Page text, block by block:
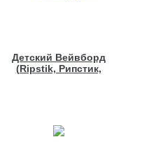
Детский Вейвборд
(Ripstik, Рипстик,